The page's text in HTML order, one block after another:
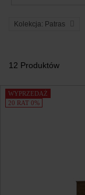
12 Produktów
Kolekcja: Patras
Produkty
WYPRZEDAŻ
20 RAT 0%